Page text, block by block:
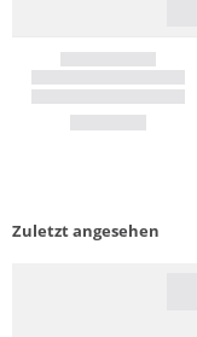
Zuletzt angesehen